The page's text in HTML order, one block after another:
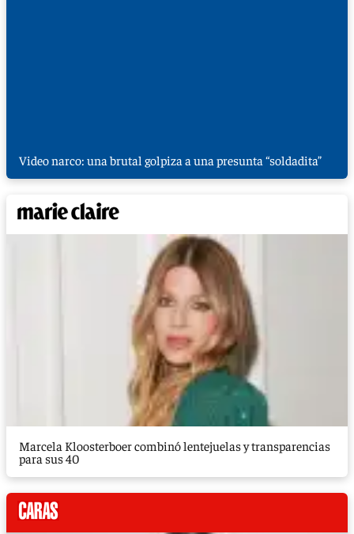
Video narco: una brutal golpiza a una presunta “soldadita”
Marcela Kloosterboer combinó lentejuelas y transparencias
para sus 40